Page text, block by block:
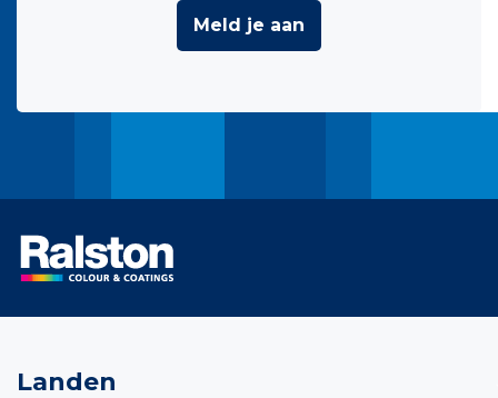
Meld je aan
Landen